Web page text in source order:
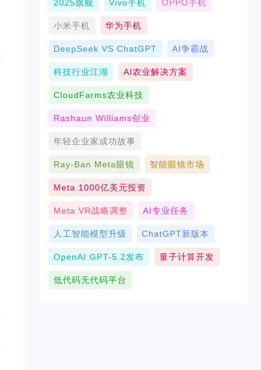
2025旗舰 Vivo手机 OPPO手机
小米手机 华为手机
DeepSeek VS ChatGPT AI争霸战
科技行业江湖 AI农业解决方案
CloudFarms农业科技
Rashaun Williams创业
年轻企业家成功故事
Ray-Ban Meta眼镜 智能眼镜市场
Meta 1000亿美元投资
Meta VR战略调整 AI专业任务
人工智能模型升级 ChatGPT新版本
OpenAI GPT-5.2发布 量子计算开发
低代码无代码平台